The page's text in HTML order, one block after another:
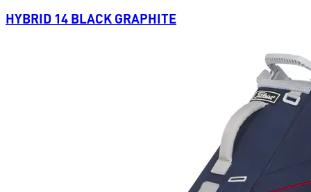
HYBRID 14 BLACK GRAPHITE